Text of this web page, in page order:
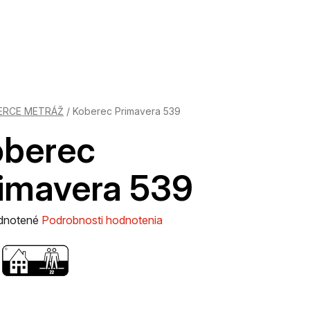
METRÁŽ / Koberec Primavera 539
539
Podrobnosti hodnotenia